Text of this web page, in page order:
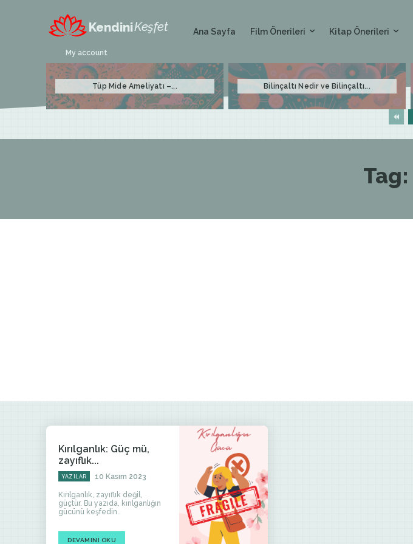
KendiniKeşfet
My account
Ana Sayfa Film Önerileri Kitap Önerileri
Tüp Mide Ameliyatı –... Bilinçaltı Nedir ve Bilinçaltı...
Tag:
Kırılganlık: Güç mü,
zayıflık...
YAZILAR 10 Kasım 2023
Kırılganlık, zayıflık değil,
güçtür. Bu yazıda, kırılganlığın
gücünü keşfedin..
DEVAMINI OKU